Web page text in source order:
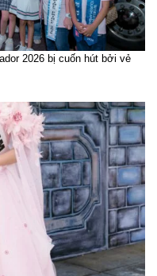
2026 bị cuốn hút bởi vẻ